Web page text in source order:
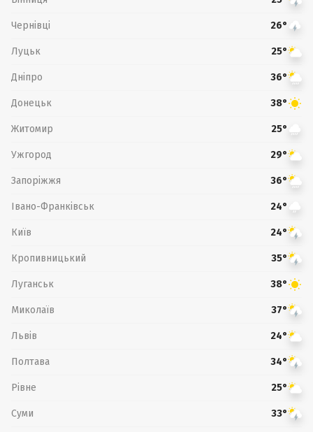
Чернівці 26°
Луцьк 25°
Дніпро 36°
Донецьк 38°
Житомир 25°
Ужгород 29°
Запоріжжя 36°
Івано-Франківськ 24°
Київ 24°
Кропивницький 35°
Луганськ 38°
Миколаїв 37°
Львів 24°
Полтава 34°
Рівне 25°
Суми 33°